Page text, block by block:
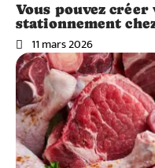
Vous pouvez
stationnement
11 mars 2026